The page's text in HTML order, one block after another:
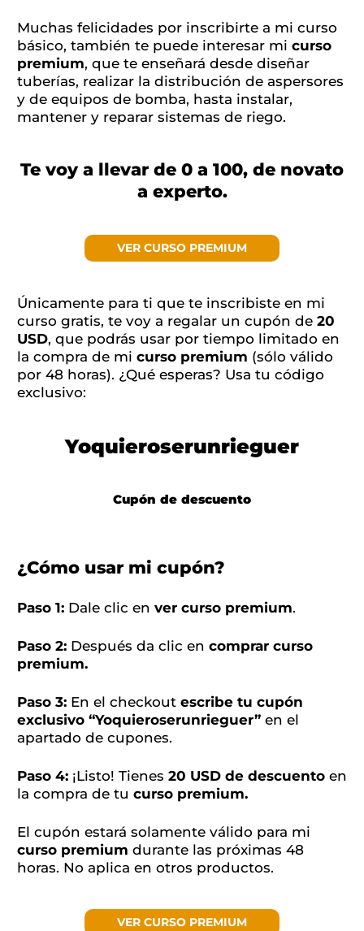
Muchas felicidades por inscribirte a mi curso
básico, también te puede interesar mi curso
premium, que te enseñará desde diseñar
tuberías, realizar la distribución de aspersores
y de equipos de bomba, hasta instalar,
mantener y reparar sistemas de riego.
Te voy a llevar de 0 a 100, de novato
a experto.
VER CURSO PREMIUM
Únicamente para ti que te inscribiste en mi
curso gratis, te voy a regalar un cupón de 20
USD, que podrás usar por tiempo limitado en
la compra de mi curso premium (sólo válido
por 48 horas). ¿Qué esperas? Usa tu código
exclusivo:
Yoquieroserunrieguer
Cupón de descuento
¿Cómo usar mi cupón?
Paso 1: Dale clic en ver curso premium.
Paso 2: Después da clic en comprar curso
premium.
Paso 3: En el checkout escribe tu cupón
exclusivo “Yoquieroserunrieguer” en el
apartado de cupones.
Paso 4: ¡Listo! Tienes 20 USD de descuento en
la compra de tu curso premium.
El cupón estará solamente válido para mi
curso premium durante las próximas 48
horas. No aplica en otros productos.
VER CURSO PREMIUM